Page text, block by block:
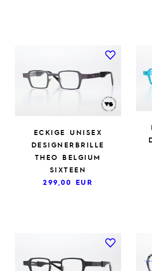
ECKIGE UNISEX
DESIGNERBRILLE
THEO BELGIUM
SIXTEEN
299,00 EUR